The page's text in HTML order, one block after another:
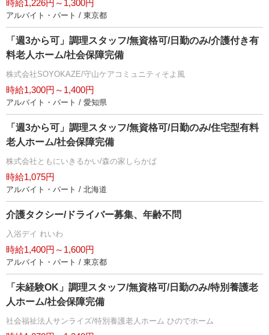
時給1,226円～1,300円
アルバイト・パート / 東京都
「週3から可」調理スタッフ/無資格可/日勤のみ/介護付き有
料老人ホーム/社会保障完備
株式会社SOYOKAZE/守山ケアコミュニティそよ風
時給1,300円～1,400円
アルバイト・パート / 愛知県
「週3から可」調理スタッフ/無資格可/日勤のみ/住宅型有料
老人ホーム/社会保障完備
株式会社ともにいきるかい/森の家しらかば
時給1,075円
アルバイト・パート / 北海道
介護タクシー/ドライバー募集、年齢不問
入浴デイ れいわ
時給1,400円～1,600円
アルバイト・パート / 東京都
「未経験OK」調理スタッフ/無資格可/日勤のみ/特別養護老
人ホーム/社会保障完備
社会福祉法人サンライズ/特別養護老人ホーム ひのでホーム